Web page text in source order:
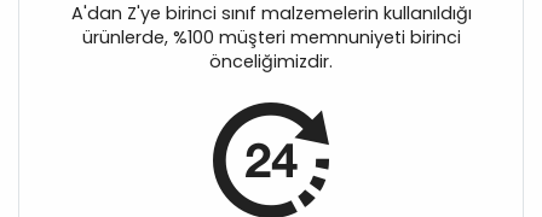
A'dan Z'ye birinci sınıf malzemelerin kullanıldığı
ürünlerde, %100 müşteri memnuniyeti birinci
önceliğimizdir.